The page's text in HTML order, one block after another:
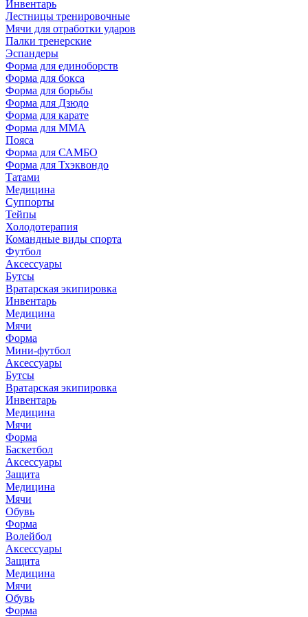
Инвентарь
Лестницы тренировочные
Мячи для отработки ударов
Палки тренерские
Эспандеры
Форма для единоборств
Форма для бокса
Форма для борьбы
Форма для Дзюдо
Форма для карате
Форма для MMA
Пояса
Форма для САМБО
Форма для Тхэквондо
Татами
Медицина
Суппорты
Тейпы
Холодотерапия
Командные виды спорта
Футбол
Аксессуары
Бутсы
Вратарская экипировка
Инвентарь
Медицина
Мячи
Форма
Мини-футбол
Аксессуары
Бутсы
Вратарская экипировка
Инвентарь
Медицина
Мячи
Форма
Баскетбол
Аксессуары
Защита
Медицина
Мячи
Обувь
Форма
Волейбол
Аксессуары
Защита
Медицина
Мячи
Обувь
Форма